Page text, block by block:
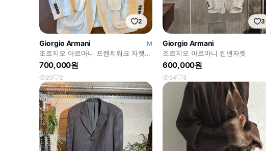
2
Giorgio Armani
M
조르지오 아르마니 프렌치워크 자켓
100~103
700,000원
20 2
3
Giorgio Armani
조르지오 아르마니 린넨자켓
600,000원
34 3